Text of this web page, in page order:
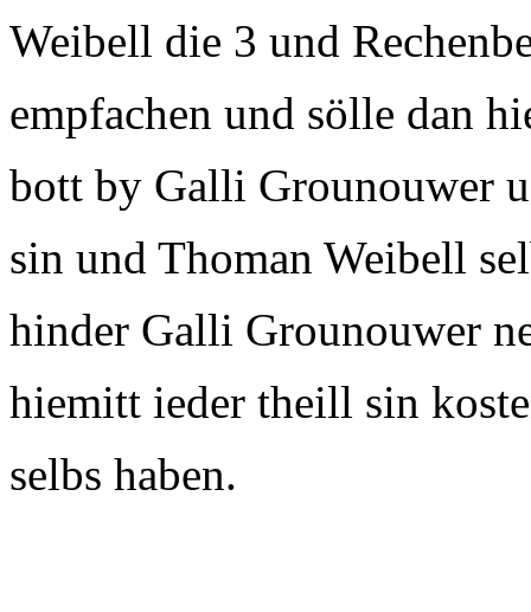
Weibell die 3 und
empfachen und sölle dan
bott by Galli Grounouwer
sin und Thoman Weibell
hinder Galli Grounouwer
hiemitt ieder theill sin
selbs haben.